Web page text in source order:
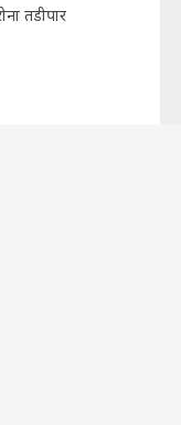
तडीपार